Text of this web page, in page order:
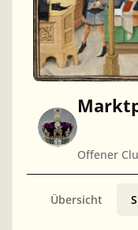
Offener
Übersicht